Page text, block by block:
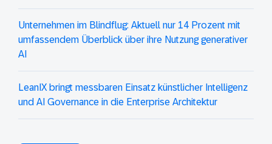
Unternehmen im Blindflug: Aktuell nur 14 Prozent mit
umfassendem Überblick über ihre Nutzung generativer
AI
LeanIX bringt messbaren Einsatz künstlicher Intelligenz
und AI Governance in die Enterprise Architektur